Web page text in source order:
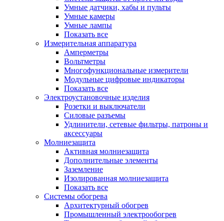
Умные датчики, хабы и пульты
Умные камеры
Умные лампы
Показать все
Измерительная аппаратура
Амперметры
Вольтметры
Многофункциональные измерители
Модульные цифровые индикаторы
Показать все
Электроустановочные изделия
Розетки и выключатели
Силовые разъемы
Удлинители, сетевые фильтры, патроны и
аксессуары
Молниезащита
Активная молниезащита
Дополнительные элементы
Заземление
Изолированная молниезащита
Показать все
Системы обогрева
Архитектурный обогрев
Промышленный электрообогрев